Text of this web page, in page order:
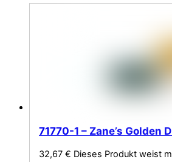
71770-1 – Zane’s Golden
32,67 € Dieses Produkt weist